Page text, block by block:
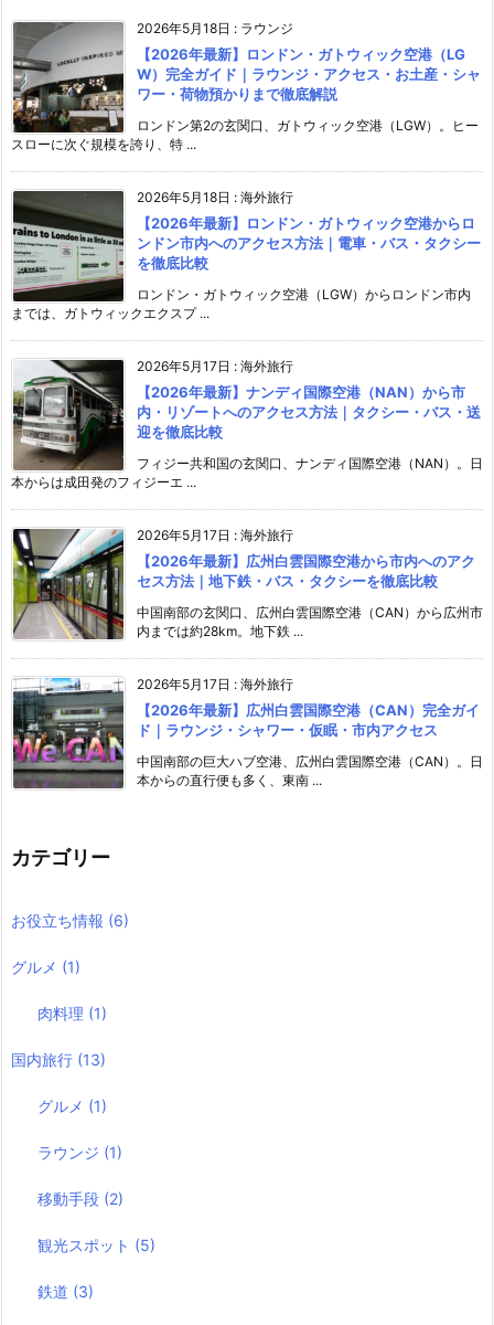
2026年5月18日 : ラウンジ
【2026年最新】ロンドン・ガトウィック空港（LG
W）完全ガイド｜ラウンジ・アクセス・お土産・シャ
ワー・荷物預かりまで徹底解説
ロンドン第2の玄関口、ガトウィック空港（LGW）。ヒー
スローに次ぐ規模を誇り、特 ...
2026年5月18日 : 海外旅行
【2026年最新】ロンドン・ガトウィック空港からロ
ンドン市内へのアクセス方法｜電車・バス・タクシー
を徹底比較
ロンドン・ガトウィック空港（LGW）からロンドン市内
までは、ガトウィックエクスプ ...
2026年5月17日 : 海外旅行
【2026年最新】ナンディ国際空港（NAN）から市
内・リゾートへのアクセス方法｜タクシー・バス・送
迎を徹底比較
フィジー共和国の玄関口、ナンディ国際空港（NAN）。日
本からは成田発のフィジーエ ...
2026年5月17日 : 海外旅行
【2026年最新】広州白雲国際空港から市内へのアク
セス方法｜地下鉄・バス・タクシーを徹底比較
中国南部の玄関口、広州白雲国際空港（CAN）から広州市
内までは約28km。地下鉄 ...
2026年5月17日 : 海外旅行
【2026年最新】広州白雲国際空港（CAN）完全ガイ
ド｜ラウンジ・シャワー・仮眠・市内アクセス
中国南部の巨大ハブ空港、広州白雲国際空港（CAN）。日
本からの直行便も多く、東南 ...
カテゴリー
お役立ち情報 (6)
グルメ (1)
肉料理 (1)
国内旅行 (13)
グルメ (1)
ラウンジ (1)
移動手段 (2)
観光スポット (5)
鉄道 (3)